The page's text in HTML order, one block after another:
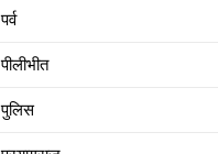
पर्व
पीलीभीत
पुलिस